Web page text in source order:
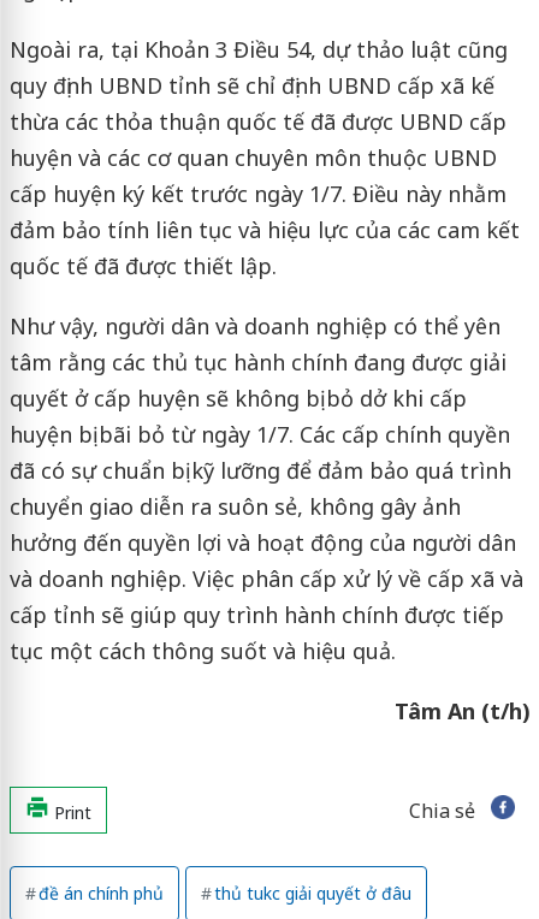
Ngoài ra, tại Khoản 3 Điều 54, dự thảo luật cũng
quy định UBND tỉnh sẽ chỉ định UBND cấp xã kế
thừa các thỏa thuận quốc tế đã được UBND cấp
huyện và các cơ quan chuyên môn thuộc UBND
cấp huyện ký kết trước ngày 1/7. Điều này nhằm
đảm bảo tính liên tục và hiệu lực của các cam kết
quốc tế đã được thiết lập.
Như vậy, người dân và doanh nghiệp có thể yên
tâm rằng các thủ tục hành chính đang được giải
quyết ở cấp huyện sẽ không bị bỏ dở khi cấp
huyện bị bãi bỏ từ ngày 1/7. Các cấp chính quyền
đã có sự chuẩn bị kỹ lưỡng để đảm bảo quá trình
chuyển giao diễn ra suôn sẻ, không gây ảnh
hưởng đến quyền lợi và hoạt động của người dân
và doanh nghiệp. Việc phân cấp xử lý về cấp xã và
cấp tỉnh sẽ giúp quy trình hành chính được tiếp
tục một cách thông suốt và hiệu quả.
Tâm An (t/h)
Print Chia sẻ
đề án chính phủ thủ tukc giải quyết ở đâu